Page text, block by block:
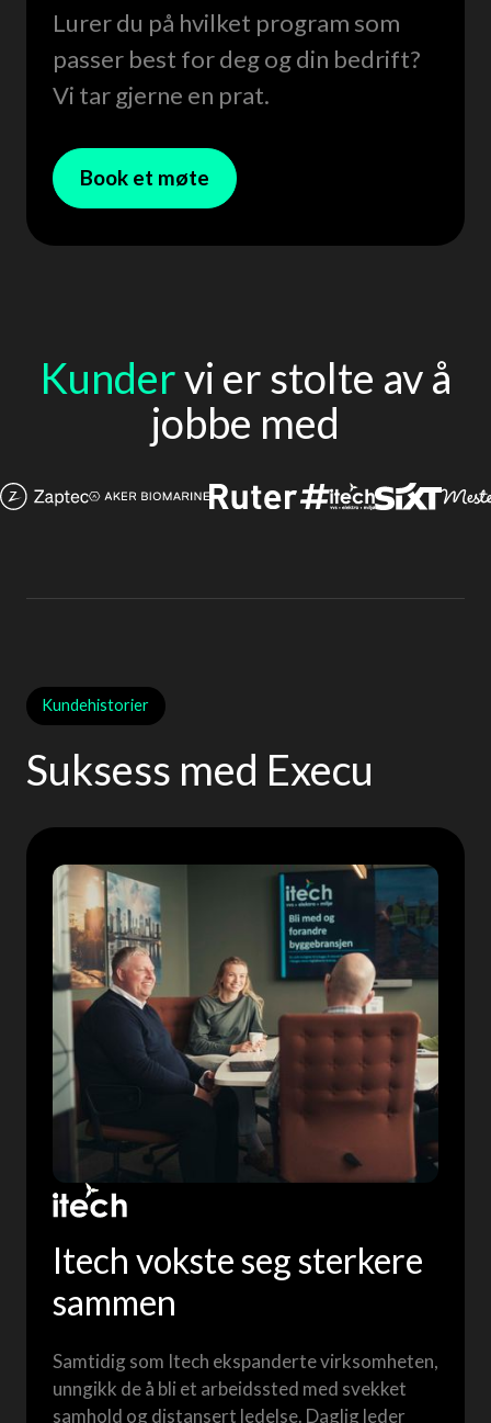
Lurer du på hvilket program som
passer best for deg og din bedrift?
Vi tar gjerne en prat.
Book et møte
Kundervi er stolte av å
jobbe med
Kundehistorier
Suksess med Execu
Itech vokste seg sterkere
sammen
Samtidig som Itech ekspanderte virksomheten,
unngikk de å bli et arbeidssted med svekket
samhold og distansert ledelse. Daglig leder